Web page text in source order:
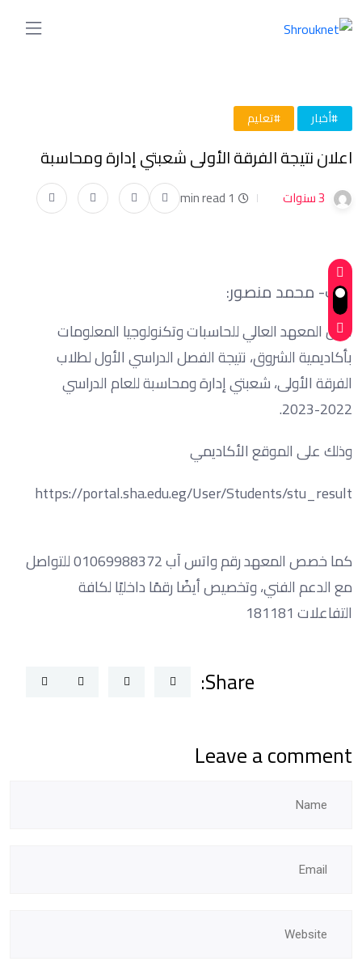
#أخبار #تعليم
اعلان نتيجة الفرقة الأولى شعبتي إدارة ومحاسبة
3 سنوات 1 min read
كتب- محمد منصور:
أعلن المعهد العالي للحاسبات وتكنولوجيا المعلومات
بأكاديمية الشروق، نتيجة الفصل الدراسي الأول لطلاب
الفرقة الأولى، شعبتي إدارة ومحاسبة للعام الدراسي
2022-2023.
وذلك على الموقع الأكاديمي
https://portal.sha.edu.eg/User/Students/stu_result
كما خصص المعهد رقم واتس آب 01069988372 للتواصل
مع الدعم الفني، وتخصيص أيضًا رقمًا داخليًا لكافة
التفاعلات 181181
Share:
Leave a comment